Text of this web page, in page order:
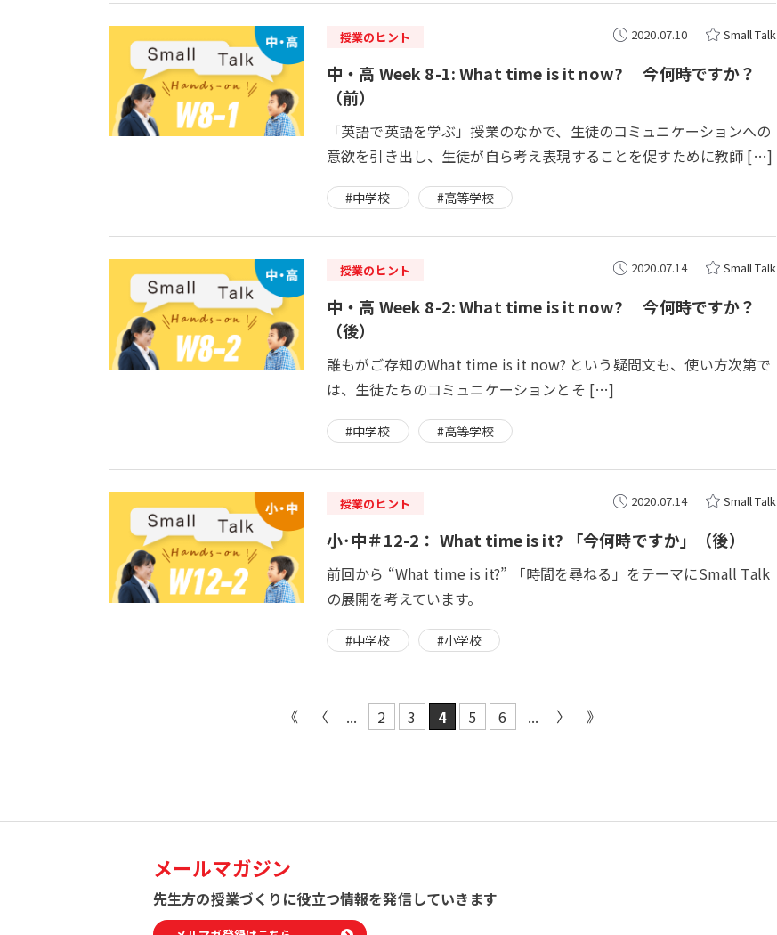
授業のヒント Small Talk
2020.07.10
中・高 Week 8-1: What time is it now? 今何時ですか？
（前）
「英語で英語を学ぶ」授業のなかで、生徒のコミュニケーションへの
意欲を引き出し、生徒が自ら考え表現することを促すために教師 […]
#中学校 #高等学校
授業のヒント Small Talk
2020.07.14
中・高 Week 8-2: What time is it now? 今何時ですか？
（後）
誰もがご存知のWhat time is it now? という疑問文も、使い方次第で
は、生徒たちのコミュニケーションとそ […]
#中学校 #高等学校
授業のヒント Small Talk
2020.07.14
小･中＃12-2： What time is it? 「今何時ですか」（後）
前回から “What time is it?” 「時間を尋ねる」をテーマにSmall Talk
の展開を考えています。
#中学校 #小学校
... 2 3 4 5 6 ...
メールマガジン
先生方の授業づくりに役立つ情報を発信していきます